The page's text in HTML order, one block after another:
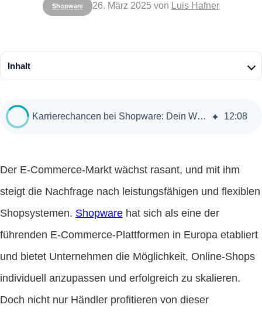
Shopware 26. März 2025 von Luis Hafner
Inhalt
Karrierechancen bei Shopware: Dein Weg in die E-Commerce-Welt 12:08
Der E-Commerce-Markt wächst rasant, und mit ihm
steigt die Nachfrage nach leistungsfähigen und flexiblen
Shopsystemen. Shopware hat sich als eine der
führenden E-Commerce-Plattformen in Europa etabliert
und bietet Unternehmen die Möglichkeit, Online-Shops
individuell anzupassen und erfolgreich zu skalieren.
Doch nicht nur Händler profitieren von dieser